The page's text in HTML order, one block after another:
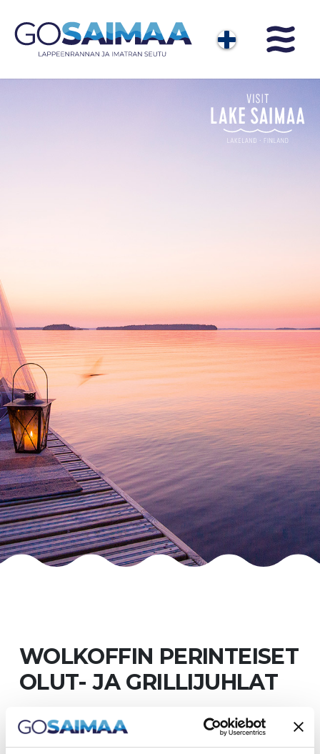
WOLKOFFIN PERINTEISET
OLUT- JA GRILLIJUHLAT
Wolkoffin perinteiset olut- ja grillijuhlat
pidetään sisäpihallamme tänä vuonna